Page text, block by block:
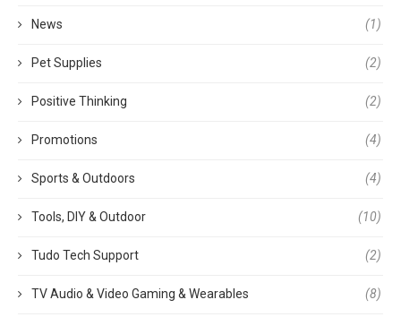
News (1)
Pet Supplies (2)
Positive Thinking (2)
Promotions (4)
Sports & Outdoors (4)
Tools, DIY & Outdoor (10)
Tudo Tech Support (2)
TV Audio & Video Gaming & Wearables (8)